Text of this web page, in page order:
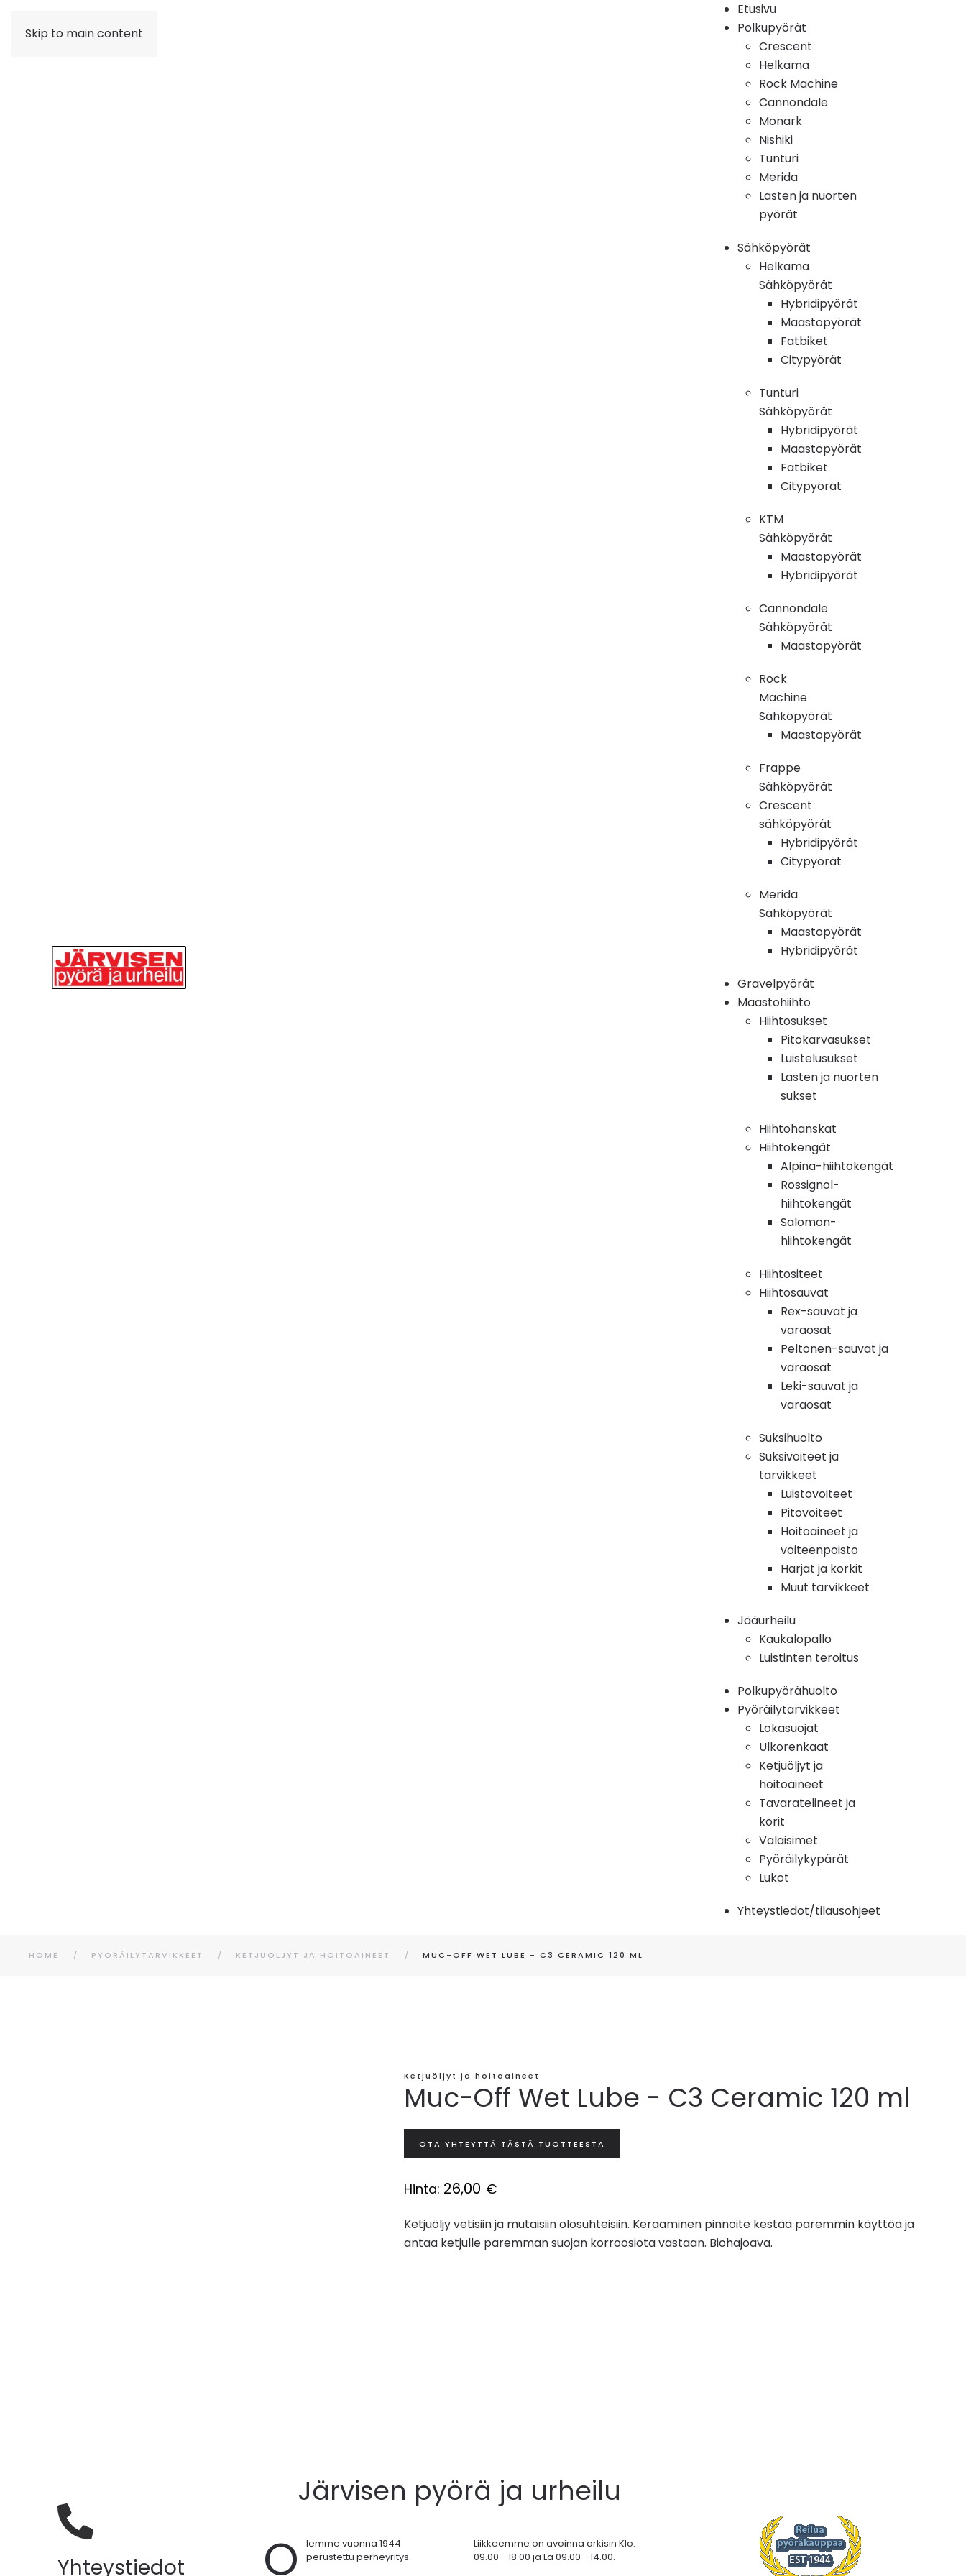
Skip to main content
Etusivu
Polkupyörät
Crescent
Helkama
Rock Machine
Cannondale
Monark
Nishiki
Tunturi
Merida
Lasten ja nuorten
pyörät
Sähköpyörät
Helkama
Sähköpyörät
Hybridipyörät
Maastopyörät
Fatbiket
Citypyörät
Tunturi
Sähköpyörät
Hybridipyörät
Maastopyörät
Fatbiket
Citypyörät
KTM
Sähköpyörät
Maastopyörät
Hybridipyörät
Cannondale
Sähköpyörät
Maastopyörät
Rock
Machine
Sähköpyörät
Maastopyörät
Frappe
Sähköpyörät
Crescent
sähköpyörät
Hybridipyörät
Citypyörät
Merida
Sähköpyörät
Maastopyörät
Hybridipyörät
Gravelpyörät
Maastohiihto
Hiihtosukset
Pitokarvasukset
Luistelusukset
Lasten ja nuorten
sukset
Hiihtohanskat
Hiihtokengät
Alpina-hiihtokengät
Rossignol-
hiihtokengät
Salomon-
hiihtokengät
Hiihtositeet
Hiihtosauvat
Rex-sauvat ja
varaosat
Peltonen-sauvat ja
varaosat
Leki-sauvat ja
varaosat
Suksihuolto
Suksivoiteet ja
tarvikkeet
Luistovoiteet
Pitovoiteet
Hoitoaineet ja
voiteenpoisto
Harjat ja korkit
Muut tarvikkeet
Jääurheilu
Kaukalopallo
Luistinten teroitus
Polkupyörähuolto
Pyöräilytarvikkeet
Lokasuojat
Ulkorenkaat
Ketjuöljyt ja
hoitoaineet
Tavaratelineet ja
korit
Valaisimet
Pyöräilykypärät
Lukot
Yhteystiedot/tilausohjeet
HOME PYÖRÄILYTARVIKKEET KETJUÖLJYT JA HOITOAINEET MUC-OFF WET LUBE - C3 CERAMIC 120 ML
Ketjuöljyt ja hoitoaineet
Muc-Off Wet Lube - C3 Ceramic 120 ml
OTA YHTEYTTÄ TÄSTÄ TUOTTEESTA
Hinta: 26,00 €
Ketjuöljy vetisiin ja mutaisiin olosuhteisiin. Keraaminen pinnoite kestää paremmin käyttöä ja
antaa ketjulle paremman suojan korroosiota vastaan. Biohajoava.
Yhteystiedot
Järvisen pyörä ja urheilu
O
lemme vuonna 1944
perustettu perheyritys.
Liikkeemme on avoinna arkisin Klo.
09.00 - 18.00 ja La 09.00 - 14.00.